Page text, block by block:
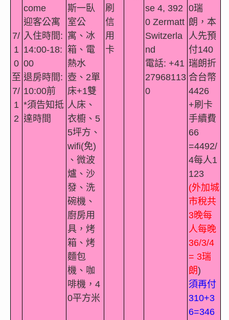
7/
1
0
至
7/
1
2
come
迎客公寓
入住時間 :
14:00-18:
00
退房時間 :
10:00前
*須告知抵
達時間
斯一臥
室公
寓、冰
箱、電
熱水
壺、 2單
床+1雙
人床、
衣櫥、 5
5坪方、
wifi(免)
、微波
爐、沙
發、洗
碗機、
廚房用
具，烤
箱、烤
麵包
機、咖
啡機， 4
0平方米
刷
信
用
卡
se 4, 392
0 Zermatt
Switzerla
nd
電話: +41
27968113
0
0瑞
朗，本
人先預
付140
瑞朗折
合台幣
4426
+刷卡
手續費
66
=4492/
4每人1
123
(外加城
市稅共
3晚每
人每晚
36/3/4
= 3瑞
朗)
須再付
310+3
6=346